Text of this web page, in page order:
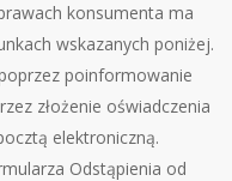
konsumenta ma
wskazanych poniżej.
poinformowanie
złożenie oświadczenia
elektroniczną.
Odstąpienia od